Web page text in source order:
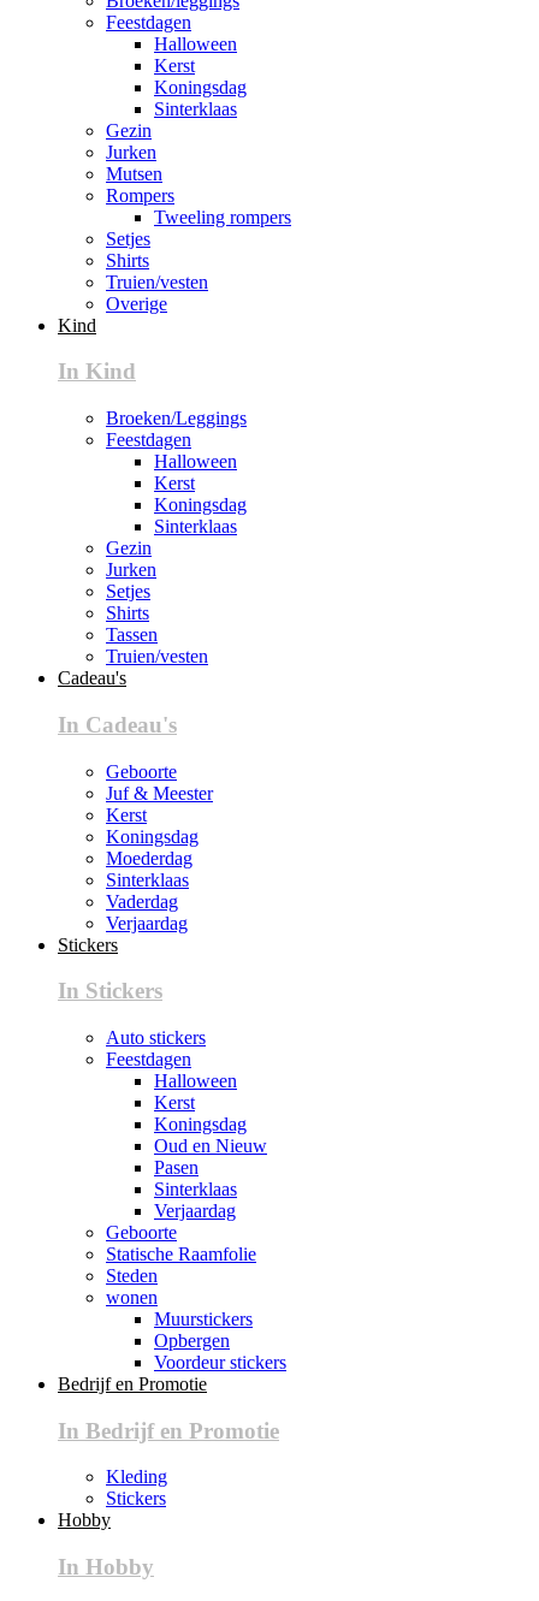
Feestdagen
Halloween
Kerst
Koningsdag
Sinterklaas
Gezin
Jurken
Mutsen
Rompers
Tweeling rompers
Setjes
Shirts
Truien/vesten
Overige
Kind
In Kind
Broeken/Leggings
Feestdagen
Halloween
Kerst
Koningsdag
Sinterklaas
Gezin
Jurken
Setjes
Shirts
Tassen
Truien/vesten
Cadeau's
In Cadeau's
Geboorte
Juf & Meester
Kerst
Koningsdag
Moederdag
Sinterklaas
Vaderdag
Verjaardag
Stickers
In Stickers
Auto stickers
Feestdagen
Halloween
Kerst
Koningsdag
Oud en Nieuw
Pasen
Sinterklaas
Verjaardag
Geboorte
Statische Raamfolie
Steden
wonen
Muurstickers
Opbergen
Voordeur stickers
Bedrijf en Promotie
In Bedrijf en Promotie
Kleding
Stickers
Hobby
In Hobby